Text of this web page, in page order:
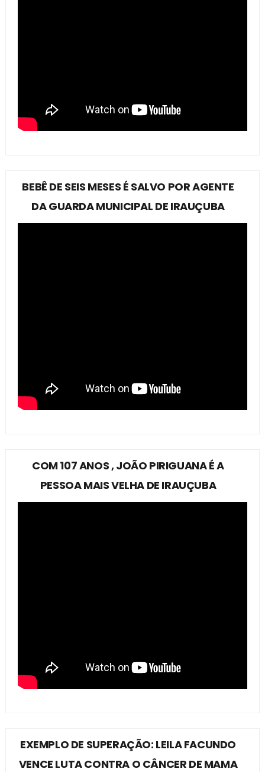
BEBÊ DE SEIS MESES É SALVO POR AGENTE
DA GUARDA MUNICIPAL DE IRAUÇUBA
COM 107 ANOS , JOÃO PIRIGUANA É A
PESSOA MAIS VELHA DE IRAUÇUBA
EXEMPLO DE SUPERAÇÃO: LEILA FACUNDO
VENCE LUTA CONTRA O CÂNCER DE MAMA